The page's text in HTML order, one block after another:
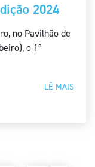
2024
no Pavilhão de
o 1º
LÊ MAIS